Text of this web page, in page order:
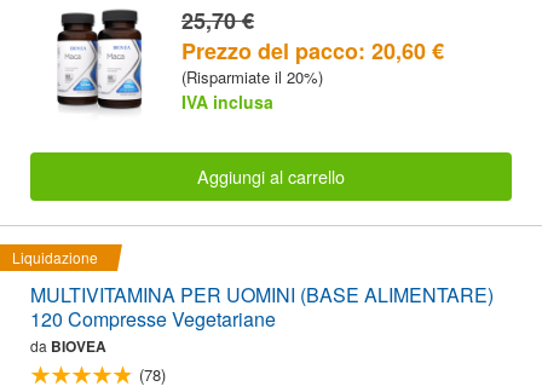
25,70 €
Prezzo del pacco: 20,60 €
(Risparmiate il 20%)
IVA inclusa
Aggiungi al carrello
Liquidazione
MULTIVITAMINA PER UOMINI (BASE ALIMENTARE)
120 Compresse Vegetariane
da BIOVEA
(78)